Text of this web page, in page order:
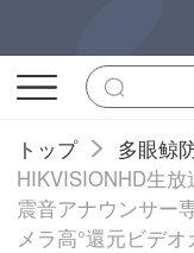
トップ
多眼鲸
HIKVISIONHD生
震音アナウンサー
メラ高°還元ビデ